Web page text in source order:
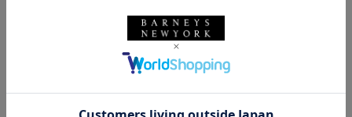
BARNEYS NEW YORK by ANC
BARNEYS NEW YORK
¥47,300